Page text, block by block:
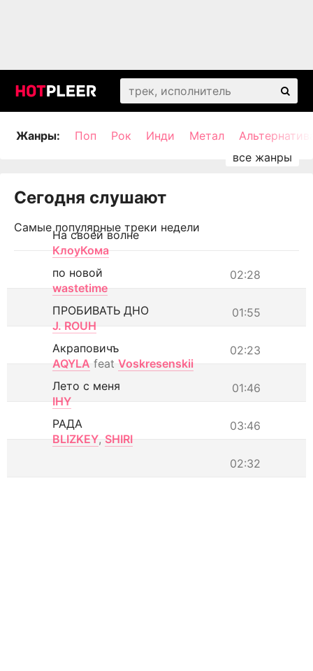
Жанры: Поп Рок Инди Метал
Сегодня слушают
Самые популярные треки недели
На своей волне
КлоуКома
02:28
по новой
wastetime
01:55
ПРОБИВАТЬ ДНО
J. ROUH
02:23
Акраповичъ
AQYLA feat Voskresenskii
01:46
Лето с меня
IHY
03:46
РАДА
BLIZKEY, SHIRI
02:32